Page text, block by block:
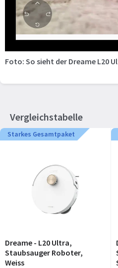
Foto: So sieht der Dreame L20
Vergleichstabelle
Starkes Gesamtpaket
Dreame - L20 Ultra,
Staubsauger Roboter,
Weiss